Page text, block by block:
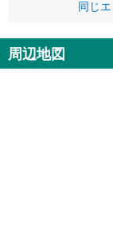
同じ
周辺地図